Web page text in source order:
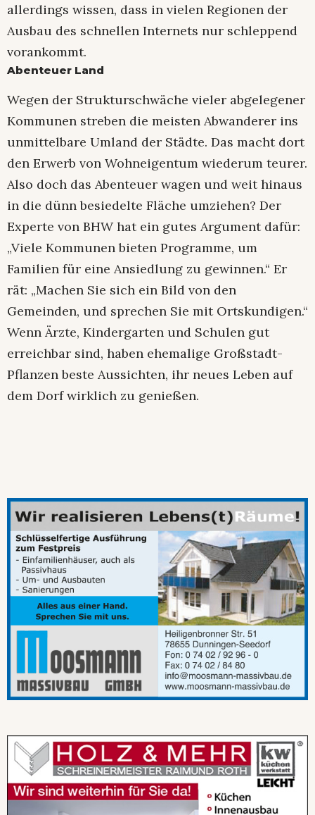
allerdings wissen, dass in vielen Regionen der
Ausbau des schnellen Internets nur schleppend
vorankommt.
Abenteuer Land
Wegen der Strukturschwäche vieler abgelegener
Kommunen streben die meisten Abwanderer ins
unmittelbare Umland der Städte. Das macht dort
den Erwerb von Wohneigentum wiederum teurer.
Also doch das Abenteuer wagen und weit hinaus
in die dünn besiedelte Fläche umziehen? Der
Experte von BHW hat ein gutes Argument dafür:
„Viele Kommunen bieten Programme, um
Familien für eine Ansiedlung zu gewinnen.“ Er
rät: „Machen Sie sich ein Bild von den
Gemeinden, und sprechen Sie mit Ortskundigen.“
Wenn Ärzte, Kindergarten und Schulen gut
erreichbar sind, haben ehemalige Großstadt-
Pflanzen beste Aussichten, ihr neues Leben auf
dem Dorf wirklich zu genießen.